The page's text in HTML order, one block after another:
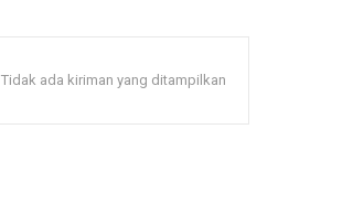
Tidak ada kiriman yang ditampilkan